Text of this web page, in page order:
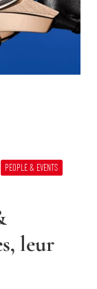
PEOPLE & EVENTS
leur